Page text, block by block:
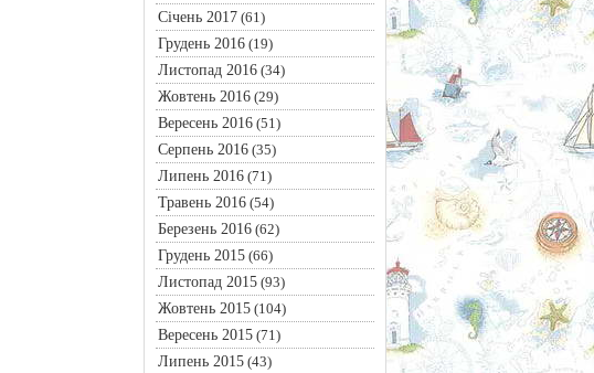
Січень 2017(61)
Грудень 2016(19)
Листопад 2016(34)
Жовтень 2016(29)
Вересень 2016(51)
Серпень 2016(35)
Липень 2016(71)
Травень 2016(54)
Березень 2016(62)
Грудень 2015(66)
Листопад 2015(93)
Жовтень 2015(104)
Вересень 2015(71)
Липень 2015(43)